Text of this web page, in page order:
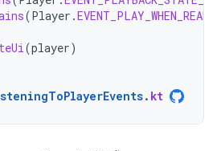
(Player .
(player)
. kt